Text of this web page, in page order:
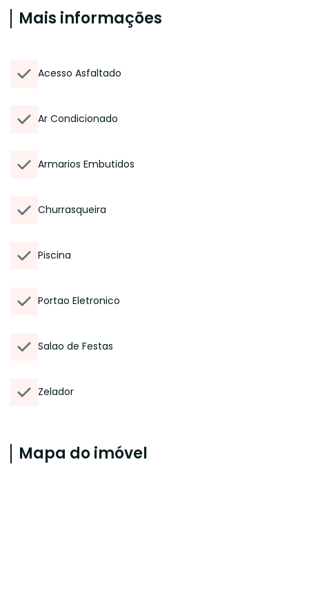
Mais informações
Acesso Asfaltado
Ar Condicionado
Armarios Embutidos
Churrasqueira
Piscina
Portao Eletronico
Salao de Festas
Zelador
Mapa do imóvel